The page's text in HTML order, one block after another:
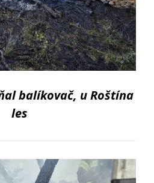
balíkovač, u Roštína
les